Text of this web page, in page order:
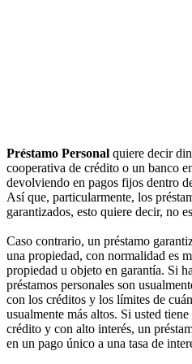
Préstamo Personal quiere decir
cooperativa de crédito o un banco
devolviendo en pagos fijos dentro
Así que, particularmente, los
garantizados, esto quiere decir, no
Caso contrario, un préstamo
una propiedad, con normalidad es
propiedad u objeto en garantía. Si
préstamos personales son
con los créditos y los límites de
usualmente más altos. Si usted
crédito y con alto interés, un
en un pago único a una tasa de